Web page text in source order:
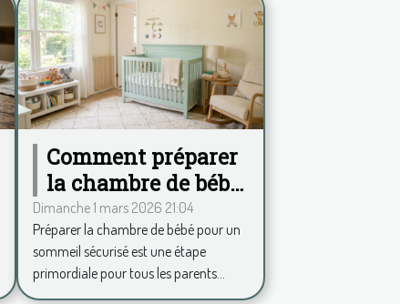
Comment préparer
la chambre de bébé
pour un sommeil
sécurisé ?
Dimanche 1 mars 2026 21:04
Préparer la chambre de bébé pour un
sommeil sécurisé est une étape
primordiale pour tous les parents...